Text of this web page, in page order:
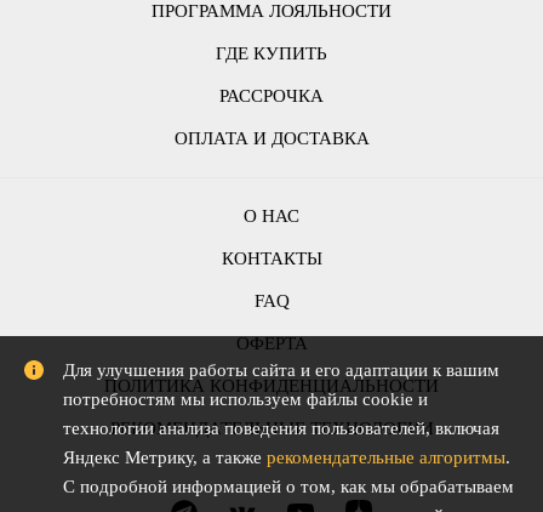
ПРОГРАММА ЛОЯЛЬНОСТИ
ГДЕ КУПИТЬ
РАССРОЧКА
ОПЛАТА И ДОСТАВКА
О НАС
КОНТАКТЫ
FAQ
ОФЕРТА
ПОЛИТИКА КОНФИДЕНЦИАЛЬНОСТИ
РЕКОМЕНДАТЕЛЬНЫЕ ТЕХНОЛОГИИ
Для улучшения работы сайта и его адаптации к вашим
потребностям мы используем файлы cookie и
технологии анализа поведения пользователей, включая
Яндекс Метрику, а также рекомендательные алгоритмы.
С подробной информацией о том, как мы обрабатываем